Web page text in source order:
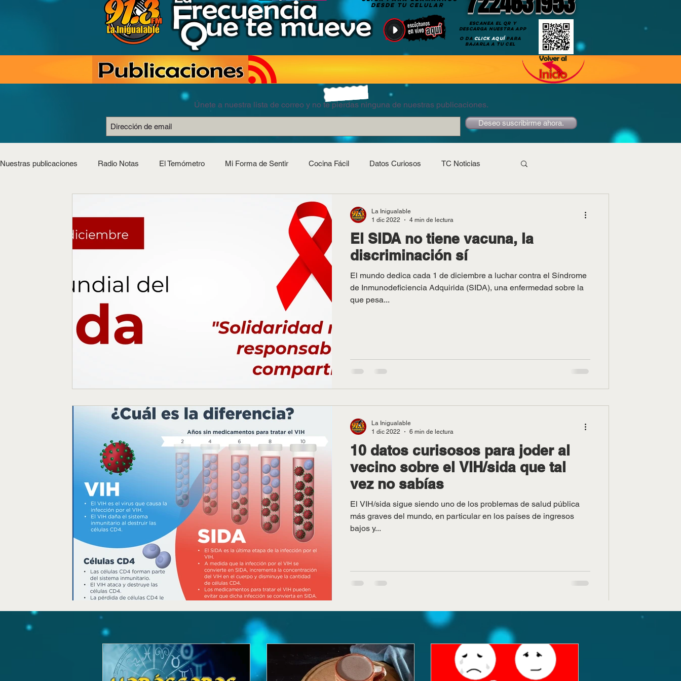
DESDE TU CELULAR
ESCANEA EL QR Y
DESCARGA NUESTRA APP
O DA CLICK AQUÍPARA
BAJARLA A TU CEL
Únete a nuestra lista de correo y no te pierdas ninguna de nuestras publicaciones.
Deseo suscribirme ahora.
Nuestras publicaciones Radio Notas El Temómetro Mi Forma de Sentir Cocina Fácil Datos Curiosos TC Noticias
El SIDA no tiene vacuna, la
discriminación sí
El mundo dedica cada 1 de diciembre a luchar contra el Síndrome
de Inmunodeficiencia Adquirida (SIDA), una enfermedad sobre la
que pesa...
La Inigualable
1 dic 2022
4 min de lectura
10 datos curisosos para joder al
vecino sobre el VIH/sida que tal
vez no sabías
El VIH/sida sigue siendo uno de los problemas de salud pública
más graves del mundo, en particular en los países de ingresos
bajos y...
La Inigualable
1 dic 2022
6 min de lectura